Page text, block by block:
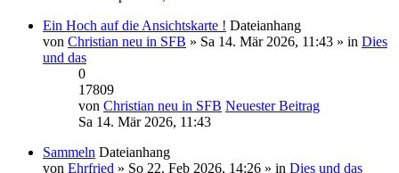
Ein Hoch auf die Ansichtskarte ! Dateianhang
von Christian neu in SFB » Sa 14. Mär 2026, 11:43 » in Dies
und das
0
17809
von Christian neu in SFB Neuester Beitrag
Sa 14. Mär 2026, 11:43
Sammeln Dateianhang
von Ehrfried » So 22. Feb 2026, 14:26 » in Dies und das